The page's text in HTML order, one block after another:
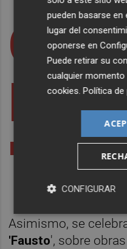
Club
'
Asimismo, se
'Fausto', sobre
pueden basarse en
lugar del
oponerse en
Puede retirar su
cualquier
cookies .Política de
CONFIGURAR